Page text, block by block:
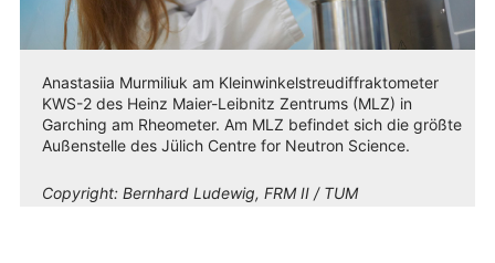
Anastasiia Murmiliuk am Kleinwinkelstreudiffraktometer
KWS-2 des Heinz Maier-Leibnitz Zentrums (MLZ) in
Garching am Rheometer. Am MLZ befindet sich die größte
Außenstelle des Jülich Centre for Neutron Science.
Copyright: Bernhard Ludewig, FRM II / TUM